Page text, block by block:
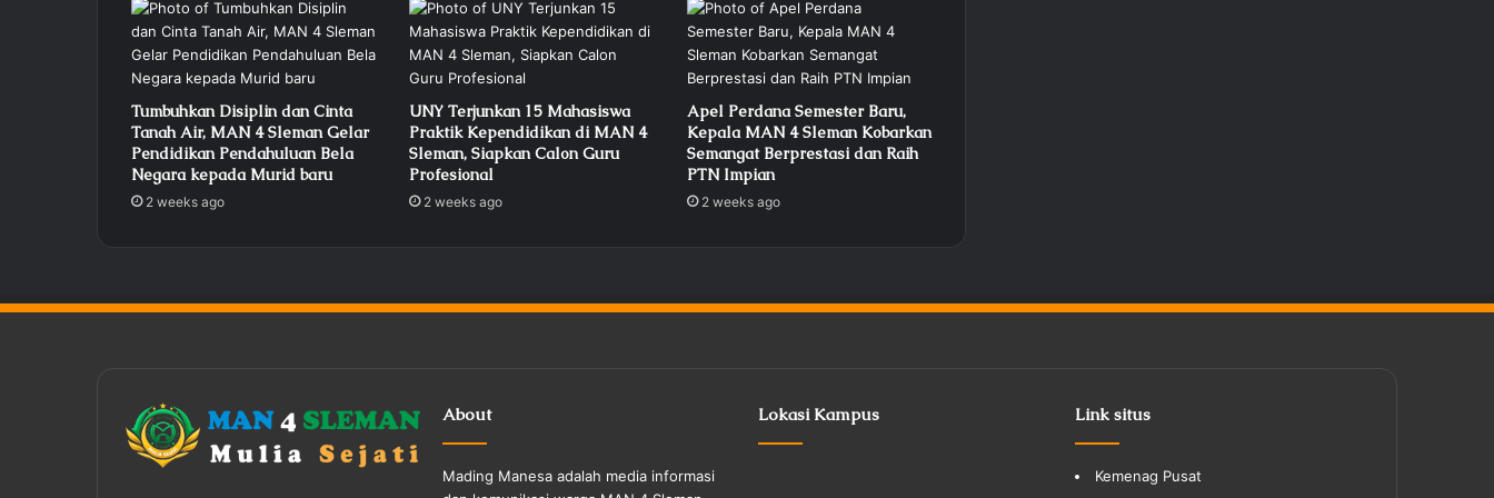
Sains dan Bahasa 2026
Koordinasi Kesiswaan MAN 4
Sleman: Matangkan Persiapan Lomba
hingga HUT ke-81 RI
MAN 4 Sleman Cetak Sejarah:
Puluhan Siswa Lolos ke PTN
Ternama
Generasi Emas
atas Kemerdekaan Indonesia
Pengajian Keluarga Besar MAN 4
Tumbuhkan Disiplin dan Cinta
Tanah Air, MAN 4 Sleman Gelar
Pendidikan Pendahuluan Bela
Negara kepada Murid baru
2 weeks ago
UNY Terjunkan 15 Mahasiswa
Praktik Kependidikan di MAN 4
Sleman, Siapkan Calon Guru
Profesional
2 weeks ago
Apel Perdana Semester Baru,
Kepala MAN 4 Sleman Kobarkan
Semangat Berprestasi dan Raih
PTN Impian
2 weeks ago
About
Mading Manesa adalah media informasi
Lokasi Kampus Link situs
Kemenag Pusat